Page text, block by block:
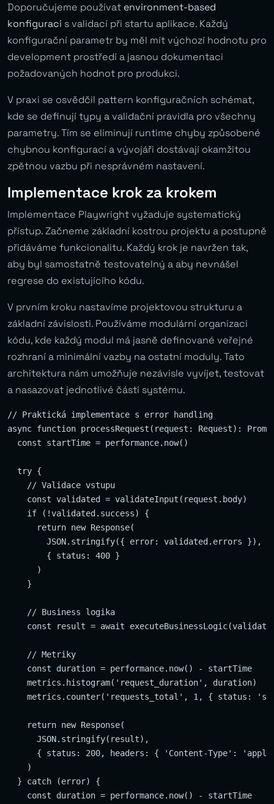
Doporučujeme používat environment-based
konfiguraci s validací při startu aplikace. Každý
konfigurační parametr by měl mít výchozí hodnotu pro
development prostředí a jasnou dokumentaci
požadovaných hodnot pro produkci.
V praxi se osvědčil pattern konfiguračních schémat,
kde se definují typy a validační pravidla pro všechny
parametry. Tím se eliminují runtime chyby způsobené
chybnou konfigurací a vývojáři dostávají okamžitou
zpětnou vazbu při nesprávném nastavení.
Implementace krok za krokem
Implementace Playwright vyžaduje systematický
přístup. Začneme základní kostrou projektu a postupně
přidáváme funkcionalitu. Každý krok je navržen tak,
aby byl samostatně testovatelný a aby nevnášel
regrese do existujícího kódu.
V prvním kroku nastavíme projektovou strukturu a
základní závislosti. Používáme modulární organizaci
kódu, kde každý modul má jasně definované veřejné
rozhraní a minimální vazby na ostatní moduly. Tato
architektura nám umožňuje nezávisle vyvíjet, testovat
a nasazovat jednotlivé části systému.
// Praktická implementace s error handling
async function processRequest(request: Request):
  const startTime = performance.now()
  try {
    // Validace vstupu
    const validated = validateInput(request.body)
    if (!validated.success) {
      return new Response(
        JSON.stringify({ error: validated.errors }),
        { status: 400 }
      )
    }
    // Business logika
const result = await
    // Metriky
    const duration = performance.now() - startTime
    metrics.histogram('request_duration', duration)
metrics.counter('requests_total', 1, { status:
    return new Response(
      JSON.stringify(result),
{ status: 200, headers: { 'Content-Type':
    )
  } catch (error) {
    const duration = performance.now() - startTime